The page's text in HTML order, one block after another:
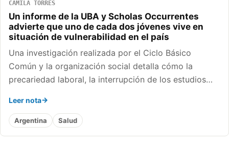
CAMILA TORRES
Un informe de la UBA y Scholas Occurrentes
advierte que uno de cada dos jóvenes vive en
situación de vulnerabilidad en el país
Una investigación realizada por el Ciclo Básico
Común y la organización social detalla cómo la
precariedad laboral, la interrupción de los estudios…
Leer nota
Argentina Salud